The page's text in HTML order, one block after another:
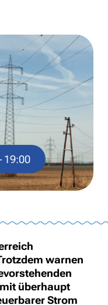
19:00
warnen
überhaupt
Strom